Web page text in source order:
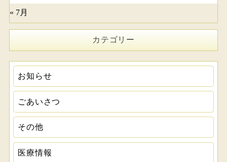
« 7月
カテゴリー
お知らせ
ごあいさつ
その他
医療情報